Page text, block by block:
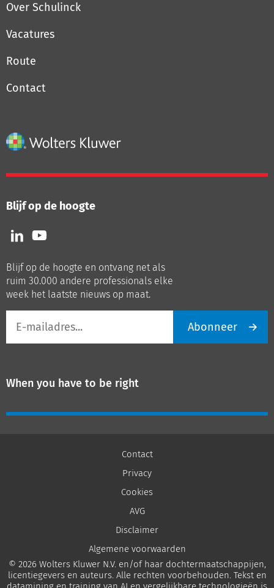
Over Schulinck
Vacatures
Route
Contact
Blijf op de hoogte
Volg
ons
LinkedIn
Volg
ons
Youtube
Blijf op de hoogte en ontvang net als
ruim 30.000 andere professionals elke
week het laatste nieuws op maat.
mailadres
Abonneer
When you have to be right
Contact
Privacy
Cookies
AVG
Disclaimer
Algemene voorwaarden
© 2026 Wolters Kluwer N.V. en/of haar dochtermaatschappijen,
licentiegevers en auteurs. Alle rechten voorbehouden. Tekst en